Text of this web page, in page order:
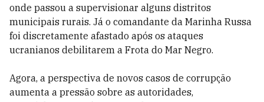
onde passou a supervisionar alguns distritos
municipais rurais. Já o comandante da Marinha Russa
foi discretamente afastado após os ataques
ucranianos debilitarem a Frota do Mar Negro.
Agora, a perspectiva de novos casos de corrupção
aumenta a pressão sobre as autoridades,